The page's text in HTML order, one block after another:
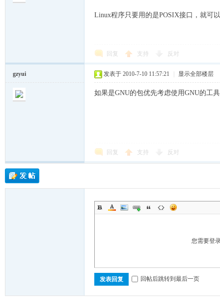
Linux程序只要用的是POSIX接口，就可
回复 支持 反对
gzyui 发表于 2010-7-10 11:57:21 显示全部楼层
如果是GNU的包优先考虑使用GNU的工
回复 支持 反对
您需要登
发表回复 回帖后跳转到最后一页